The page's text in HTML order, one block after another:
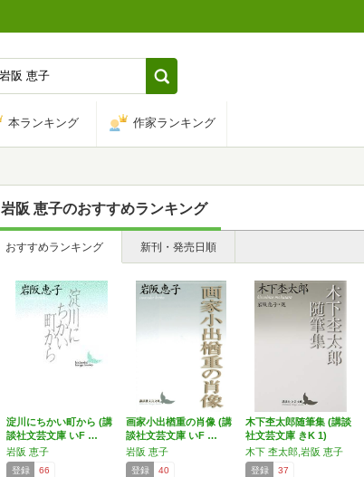
本ランキング 作家ランキング
岩阪 恵子のおすすめランキング
おすすめランキング 新刊・発売日順
淀川にちかい町から (講
談社文芸文庫 いF …
岩阪 恵子
登録 66
画家小出楢重の肖像 (講
談社文芸文庫 いF …
岩阪 恵子
登録 40
木下杢太郎随筆集 (講談
社文芸文庫 きK 1)
木下 杢太郎,岩阪 恵子
登録 37